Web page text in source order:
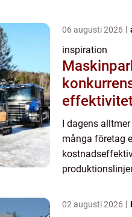
06 augusti 2026
inspiration
I dagens
många företag
02 augusti 2026